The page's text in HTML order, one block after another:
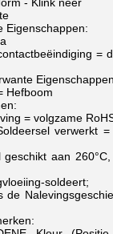
Eigenschappen:
=
Hefboom
= volgzame
verwerkt =
geschikt aan
soldeert;
de